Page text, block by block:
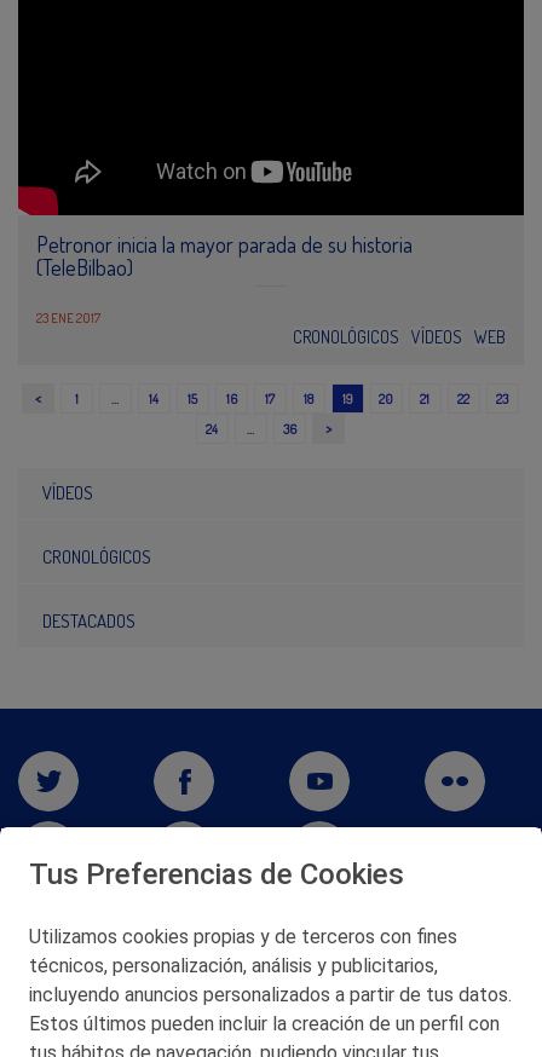
Petronor inicia la mayor parada de su historia
(TeleBilbao)
23 ENE 2017
CRONOLÓGICOS VÍDEOS WEB
< 1 14 15 16 17 18 19 20 21 22
23
24
36 >
VÍDEOS
CRONOLÓGICOS
DESTACADOS
San Martín 5-Edificio Muñatones,
48550 Muskiz (Bizkaia)
Telf. 946 357 000
© 2026 Petronor S.A.
Tus Preferencias de Cookies
Utilizamos cookies propias y de terceros con fines
técnicos, personalización, análisis y publicitarios,
incluyendo anuncios personalizados a partir de tus datos.
Estos últimos pueden incluir la creación de un perfil con